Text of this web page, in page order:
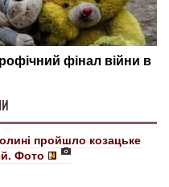
пройшло козацьке
Фото